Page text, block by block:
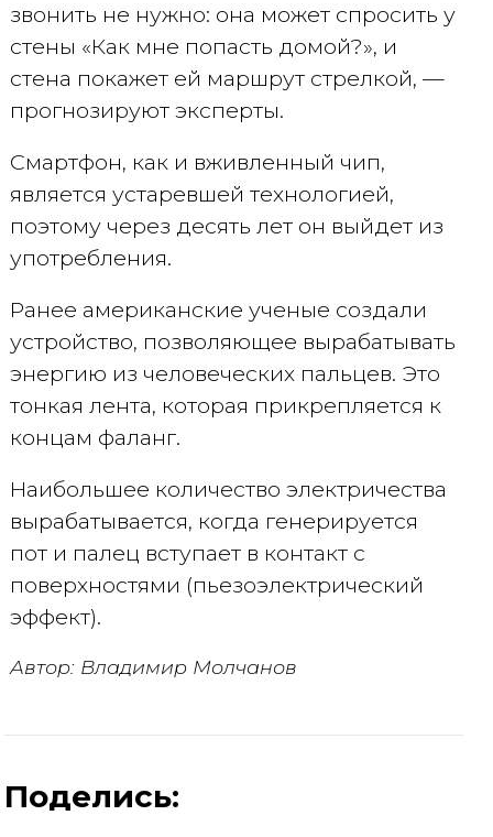
звонить не нужно: она может спросить у
стены «Как мне попасть домой?», и
стена покажет ей маршрут стрелкой, —
прогнозируют эксперты.
Смартфон, как и вживленный чип,
является устаревшей технологией,
поэтому через десять лет он выйдет из
употребления.
Ранее американские ученые создали
устройство, позволяющее вырабатывать
энергию из человеческих пальцев. Это
тонкая лента, которая прикрепляется к
концам фаланг.
Наибольшее количество электричества
вырабатывается, когда генерируется
пот и палец вступает в контакт с
поверхностями (пьезоэлектрический
эффект).
Автор: Владимир Молчанов
Поделись: